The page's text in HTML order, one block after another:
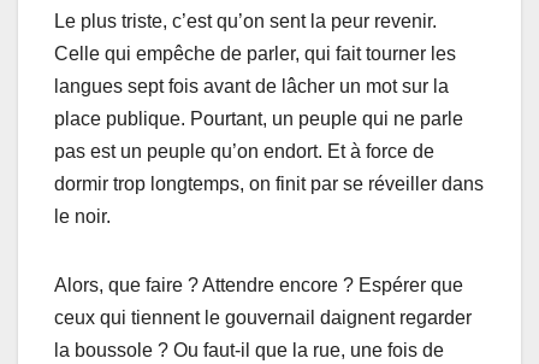
Le plus triste, c’est qu’on sent la peur revenir.
Celle qui empêche de parler, qui fait tourner les
langues sept fois avant de lâcher un mot sur la
place publique. Pourtant, un peuple qui ne parle
pas est un peuple qu’on endort. Et à force de
dormir trop longtemps, on finit par se réveiller dans
le noir.
Alors, que faire ? Attendre encore ? Espérer que
ceux qui tiennent le gouvernail daignent regarder
la boussole ? Ou faut-il que la rue, une fois de